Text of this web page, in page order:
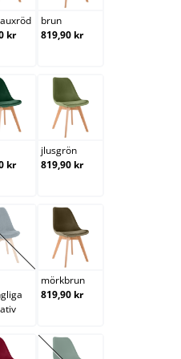
kr
brun
819,90 kr
är för närvarande inte
grön
kr
jlusgrön
jlusgrön
819,90 kr
mörkblå
(Det här alternativet är för
mörkbrun
mörkbrun
819,90 kr